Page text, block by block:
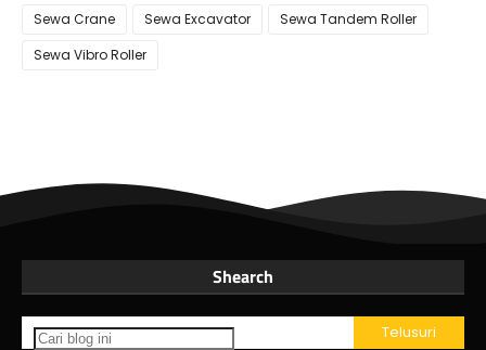
Sewa Crane
Sewa Excavator
Sewa Tandem Roller
Sewa Vibro Roller
Shearch